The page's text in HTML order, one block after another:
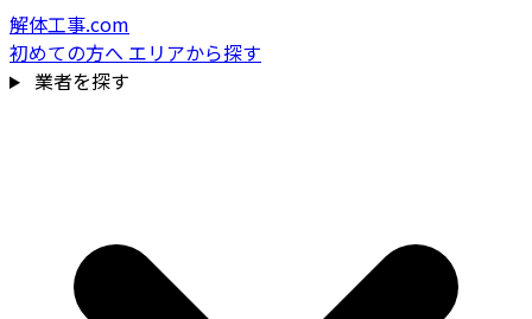
解体工事.com
初めての方へ エリアから探す
業者を探す